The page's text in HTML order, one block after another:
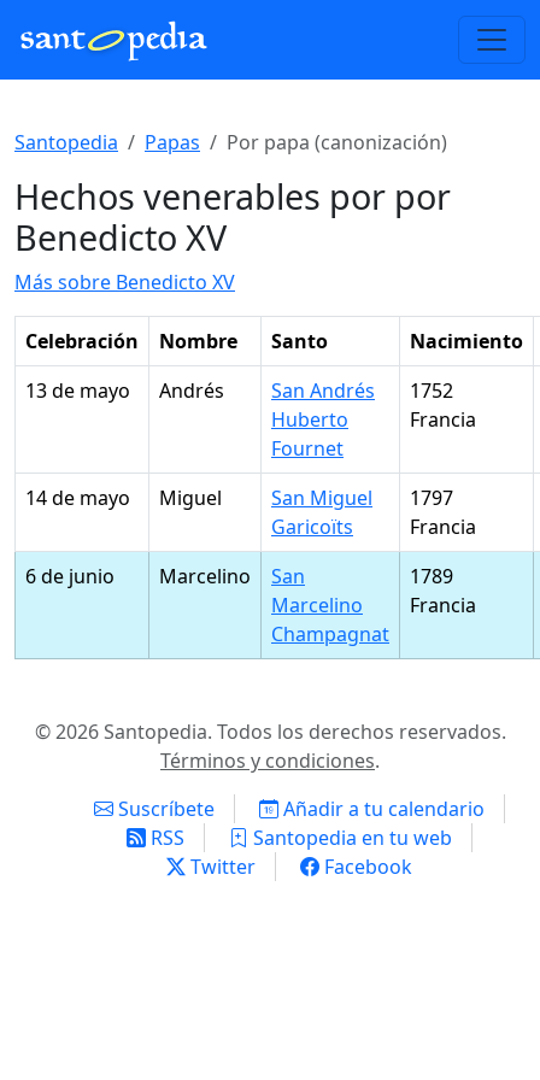
Santopedia Papas Por papa (canonización)
Hechos venerables por por
Benedicto XV
Más sobre Benedicto XV
Celebración Nombre Santo
Nacimiento
13 de mayo
Andrés
San Andrés
Huberto
Fournet
1752
Francia
14 de mayo Miguel
San Miguel
Garicoïts
1797
Francia
6 de junio
Marcelino
San
Marcelino
Champagnat
1789
Francia
© 2026 Santopedia. Todos los derechos reservados.
Términos y condiciones.
Suscríbete
Añadir a tu calendario
RSS
Santopedia en tu web
Twitter
Facebook